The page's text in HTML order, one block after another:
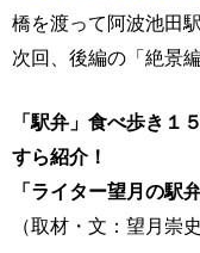
橋を渡って阿波池田
次回、後編の「絶景
「駅弁」食べ歩き１
すら紹介！
「ライター望月の駅
（取材・文：望月崇史